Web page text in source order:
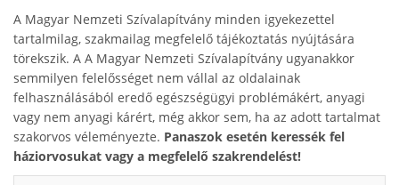
A Magyar Nemzeti Szívalapítvány minden igyekezettel
tartalmilag, szakmailag megfelelő tájékoztatás nyújtására
törekszik. A A Magyar Nemzeti Szívalapítvány ugyanakkor
semmilyen felelősséget nem vállal az oldalainak
felhasználásából eredő egészségügyi problémákért, anyagi
vagy nem anyagi kárért, még akkor sem, ha az adott tartalmat
szakorvos véleményezte. Panaszok esetén keressék fel
háziorvosukat vagy a megfelelő szakrendelést!